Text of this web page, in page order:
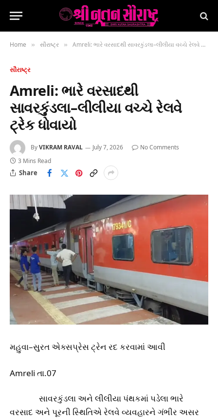
Home » સૌરાષ્ટ્ર » Amreli: ભારે વરસાદથી સાવરકુંડલા–લીલીયા વચ્ચે રેલવે ટ્રેક ધોવાયો
સૌરાષ્ટ્ર
Amreli: ભારે વરસાદથી
સાવરકુંડલા–લીલીયા વચ્ચે રેલવે
ટ્રેક ધોવાયો
ByVIKRAM RAVAL July 7, 2026
No Comments
3 Mins Read
Share
મહુવા–સુરત એક્સપ્રેસ ટ્રેન રદ કરવામાં આવી
Amreli તા.07
સાવરકુંડલા અને લીલીયા પંથકમાં પડેલા ભારે
વરસાદ અને પૂરની સ્થિતિએ રેલવે વ્યવહારને ગંભીર અસર